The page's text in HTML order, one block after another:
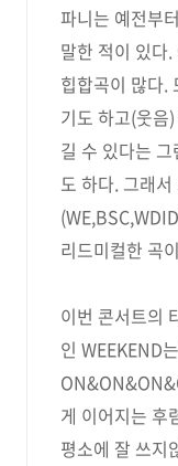
파니는 예전부
말한 적이 있다
힙합곡이 많다.
기도 하고(웃음
길 수 있다는
도 하다. 그래
리드미컬한 곡
이번 콘서트의
인 WEEKEND
게 이어지는 후
평소에 잘 쓰지